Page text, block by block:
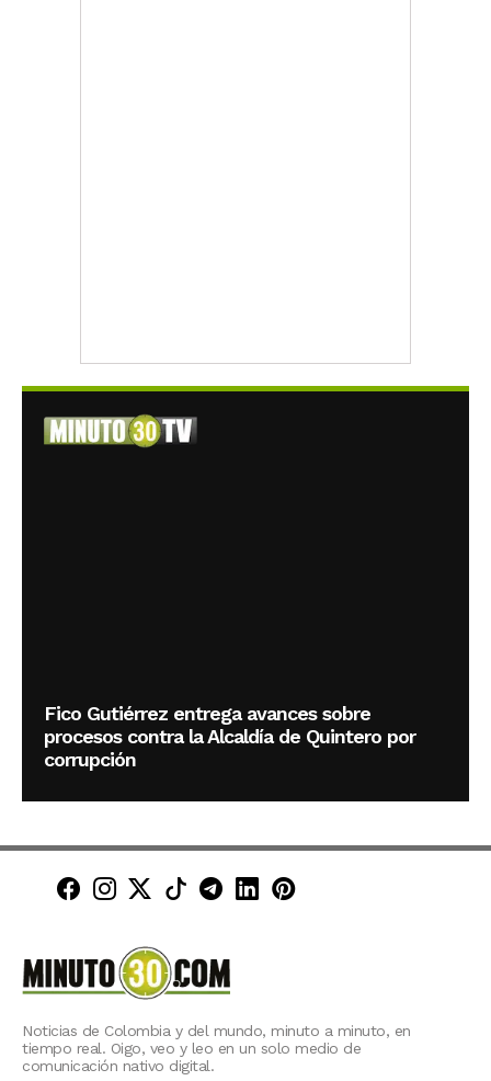
Fico Gutiérrez entrega avances sobre
procesos contra la Alcaldía de Quintero por
corrupción
Minuto30 en Facebook
Minuto30 en Instagram
Minuto30 en X (Twitter)
Minuto30 en TikTok
Canal de Minuto30 en
Minuto30 en LinkedIn
Minuto30 en
Noticias de Colombia y del mundo, minuto a minuto, en
tiempo real. Oigo, veo y leo en un solo medio de
comunicación nativo digital.